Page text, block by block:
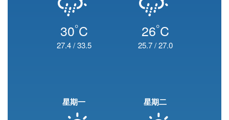
30°C
27.4/33.5
26°C
25.7/27.0
星期一 星期二